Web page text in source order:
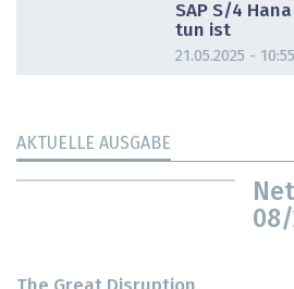
SAP S/4
tun ist
21.05.2025 -
AKTUELLE AUSGABE
08/